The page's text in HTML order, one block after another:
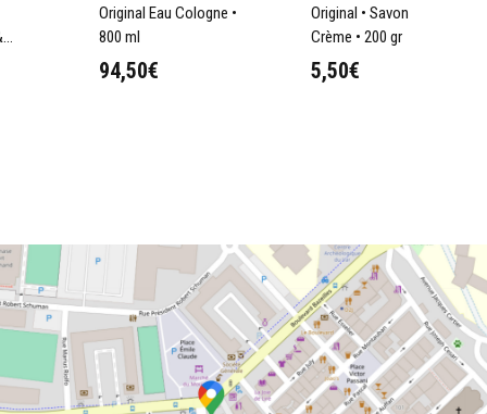
olfactive
sur la célèbre
incontournable, attirant
un parfum
à Cologne.
Original Eau Cologne •
800 ml
94,50€
Original • Savon
Crème • 200 gr
5,50€